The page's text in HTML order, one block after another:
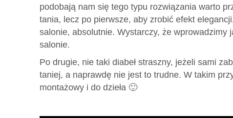
podobają nam się tego typu rozwiązania warto
tania, lecz po pierwsze, aby zrobić efekt
salonie, absolutnie. Wystarczy, że
salonie.
Po drugie, nie taki diabeł straszny, jeżeli sami
taniej, a naprawdę nie jest to trudne. W takim
montażowy i do dzieła 🙂